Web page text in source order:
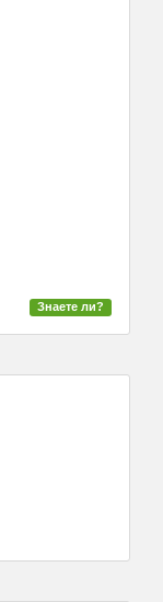
Знаете ли?